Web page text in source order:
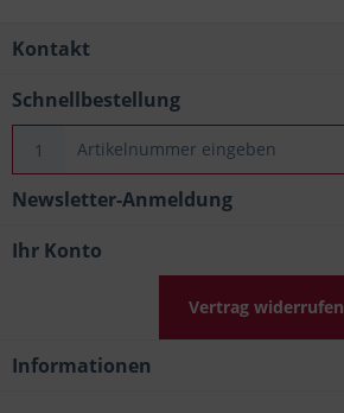
Kontakt
Schnellbestellung
Newsletter-Anmeldung
Ihr Konto
Vertrag widerrufen
Informationen